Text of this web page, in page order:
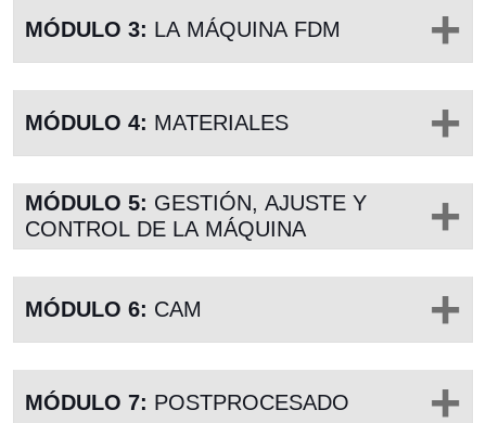
MÓDULO 3: LA MÁQUINA FDM
MÓDULO 4: MATERIALES
MÓDULO 5: GESTIÓN, AJUSTE Y
CONTROL DE LA MÁQUINA
MÓDULO 6: CAM
MÓDULO 7: POSTPROCESADO